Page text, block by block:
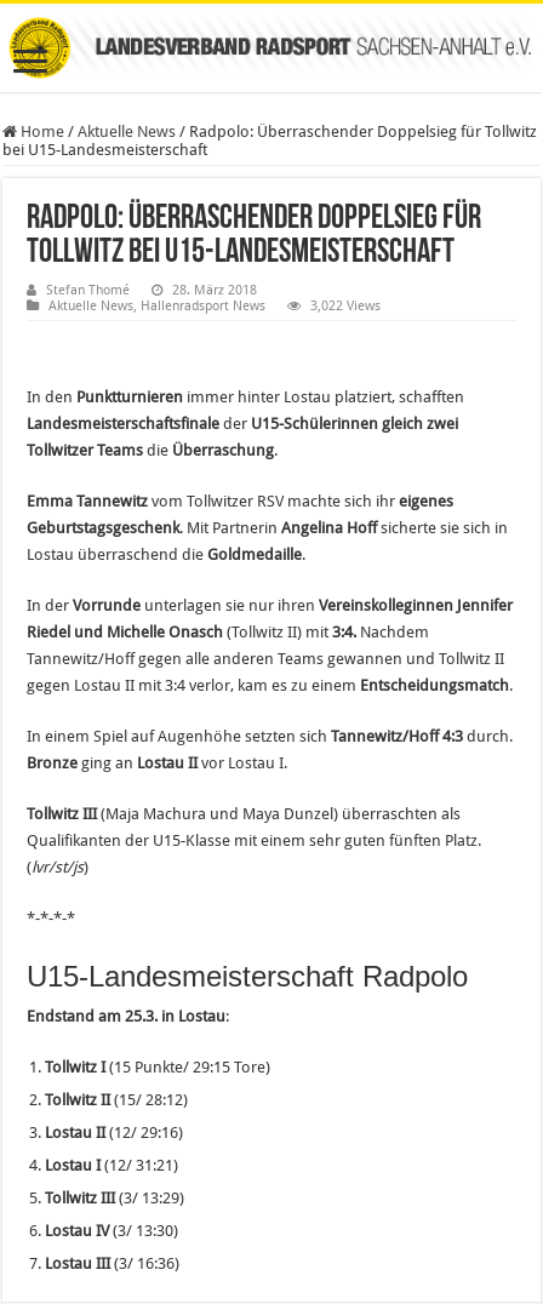
Home / Aktuelle News / Radpolo: Überraschender Doppelsieg für Tollwitz
bei U15-Landesmeisterschaft
Radpolo: Überraschender Doppelsieg für
Tollwitz bei U15-Landesmeisterschaft
Stefan Thomé
28. März 2018
Aktuelle News, Hallenradsport News 3,022 Views
In den Punktturnieren immer hinter Lostau platziert, schafften
Landesmeisterschaftsfinale der U15-Schülerinnen gleich zwei
Tollwitzer Teams die Überraschung.
Emma Tannewitz vom Tollwitzer RSV machte sich ihreigenes
Geburtstagsgeschenk. Mit PartnerinAngelina Hoffsicherte sie sich in
Lostau überraschend dieGoldmedaille.
In derVorrunde unterlagen sie nur ihrenVereinskolleginnen Jennifer
Riedel und Michelle Onasch (Tollwitz II) mit3:4. Nachdem
Tannewitz/Hoff gegen alle anderen Teams gewannen und Tollwitz II
gegen Lostau II mit 3:4 verlor, kam es zu einem Entscheidungsmatch.
In einem Spiel auf Augenhöhe setzten sichTannewitz/Hoff 4:3 durch.
Bronze ging an Lostau IIvor Lostau I.
Tollwitz III(Maja Machura und Maya Dunzel) überraschten als
Qualifikanten der U15-Klasse mit einem sehr guten fünften Platz.
(lvr/st/js)
*-*-*-*
U15-Landesmeisterschaft Radpolo
Endstand am 25.3. in Lostau:
Tollwitz I(15 Punkte/ 29:15 Tore)
Tollwitz II(15/ 28:12)
Lostau II(12/ 29:16)
Lostau I(12/ 31:21)
Tollwitz III(3/ 13:29)
Lostau IV(3/ 13:30)
Lostau III(3/ 16:36)